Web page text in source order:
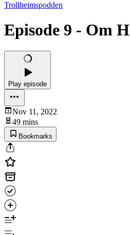
Trollheimspodden
Episode 9 - Om
Play episode
Nov 11, 2022
49 mins
Bookmarks